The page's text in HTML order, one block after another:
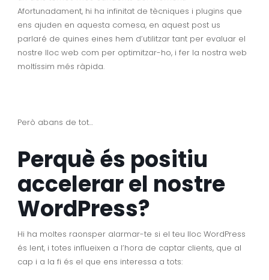
Afortunadament, hi ha infinitat de tècniques i plugins que
ens ajuden en aquesta comesa, en aquest post us
parlaré de quines eines hem d’utilitzar tant per evaluar el
nostre lloc web com per optimitzar-ho, i fer la nostra web
moltíssim més ràpida.
Però abans de tot…
Perquè és positiu
accelerar el nostre
WordPress?
Hi ha moltes raonsper alarmar-te si el teu lloc WordPress
és lent, i totes influeixen a l’hora de captar clients, que al
cap i a la fi és el que ens interessa a tots: